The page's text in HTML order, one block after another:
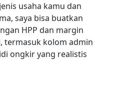
usaha kamu dan
saya bisa buatkan
HPP dan margin
termasuk kolom admin
ongkir yang realistis